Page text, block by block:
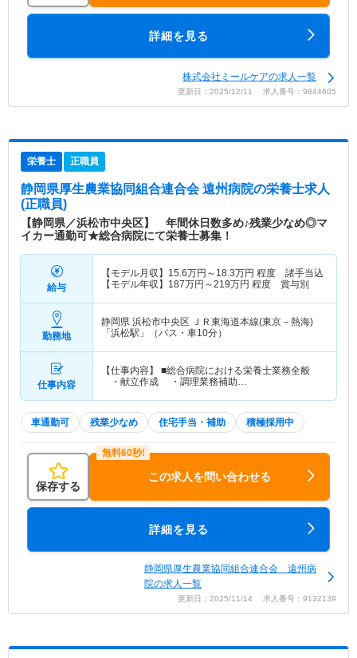
詳細を見る
株式会社ミールケアの求人一覧
更新日：2025/12/11 求人番号：9844605
栄養士 正職員
静岡県厚生農業協同組合連合会 遠州病院の栄養士求人
(正職員)
【静岡県／浜松市中央区】 年間休日数多め♪残業少なめ◎マ
イカー通勤可★総合病院にて栄養士募集！
給与
【モデル月収】 15.6万円～ 18.3万円 程度 諸手当込
【モデル年収】 187万円～219万円 程度 賞与別
勤務地
静岡県 浜松市中央区 ＪＲ東海道本線(東京－熱海)
「浜松駅」（バス・車10分）
仕事内容
【仕事内容】 ■総合病院における栄養士業務全般
・献立作成 ・調理業務補助…
車通勤可 残業少なめ 住宅手当・補助 積極採用中
保存する
この求人を問い合わせる
詳細を見る
静岡県厚生農業協同組合連合会 遠州病
院の求人一覧
更新日：2025/11/14 求人番号：9132139